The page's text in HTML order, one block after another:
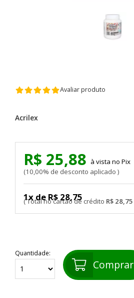
Avaliar produto
Acrilex
R$ 28,75
1x de R$ 28,75
R$ 25,88
10,00% de desconto aplicado
Pix
Quantidade:
Comprar